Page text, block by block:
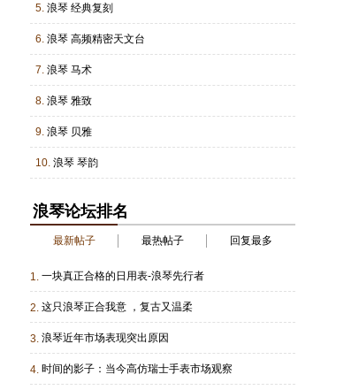
5. 浪琴 经典复刻
6. 浪琴 高频精密天文台
7. 浪琴 马术
8. 浪琴 雅致
9. 浪琴 贝雅
10. 浪琴 琴韵
浪琴论坛排名
最新帖子 最热帖子 回复最多
1. 一块真正合格的日用表-浪琴先行者
2. 这只浪琴正合我意 ，复古又温柔
3. 浪琴近年市场表现突出原因
4. 时间的影子：当今高仿瑞士手表市场观察